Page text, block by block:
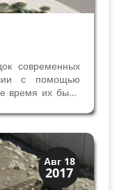
современных
с помощью
время их было
впервые
и сразу
Авг 18
2017